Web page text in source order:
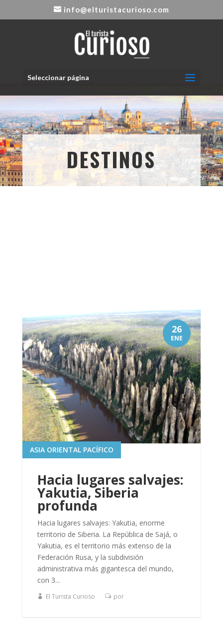
info@elturistacurioso.com
Seleccionar página
DESTINOS
Hacia lugares salvajes:
Yakutia, Siberia
profunda
ASIA ORIENTAL PACÍFICO
Hacia lugares salvajes: Yakutia, enorme
territorio de Siberia. La República de Sajá, o
Yakutia, es el territorio más extenso de la
Federación Rusa, y la subdivisión
administrativa más gigantesca del mundo,
con 3...
El Turista Curioso por
26
ENE